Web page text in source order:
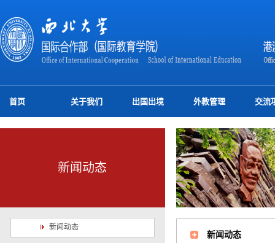
首页 关于我们 出国出境 外教管理 交流
新闻动态
新闻动态
新闻动态